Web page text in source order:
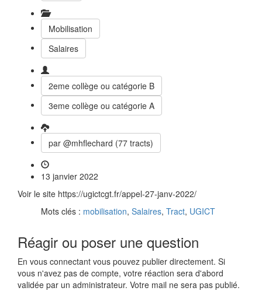
Mobilisation
Salaires
2eme collège ou catégorie B
3eme collège ou catégorie A
par @mhflechard (77 tracts)
13 janvier 2022
Voir le site https://ugictcgt.fr/appel-27-janv-2022/
Mots clés : mobilisation, Salaires, Tract, UGICT
Réagir ou poser une question
En vous connectant vous pouvez publier directement. Si
vous n'avez pas de compte, votre réaction sera d'abord
validée par un administrateur. Votre mail ne sera pas publié.